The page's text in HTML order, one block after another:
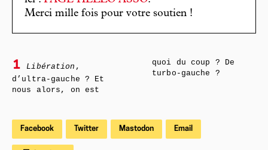
Merci mille fois pour votre soutien !
1 Libération ,
d’ultra-gauche ? Et
nous alors, on est
quoi du coup ? De
turbo-gauche ?
Facebook Twitter Mastodon Email